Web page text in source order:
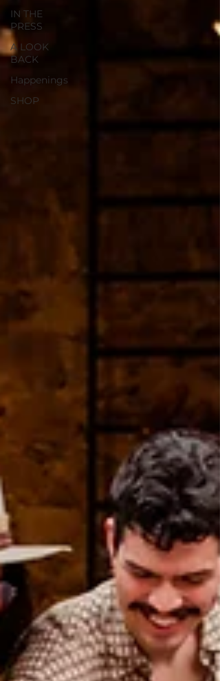
IN THE
PRESS
A LOOK
BACK
Happenings
SHOP